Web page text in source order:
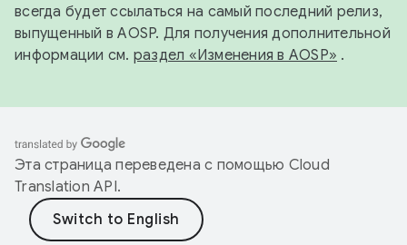
всегда будет ссылаться на самый последний релиз,
выпущенный в AOSP. Для получения дополнительной
информации см. раздел «Изменения в AOSP» .
Эта страница переведена с помощью Cloud
Translation API.